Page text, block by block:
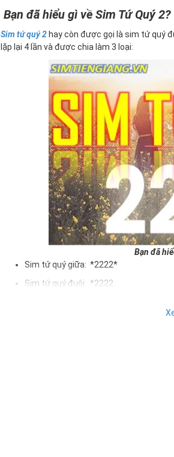
Bạn đã hiểu gì về Sim Tứ Quý 2?
Sim tứ quý 2 hay còn được gọi là sim tứ quý
lặp lại 4 lần và được chia làm 3 loại:
Bạn đã
Sim tứ quý giữa: *2222*
Sim tứ quý đuôi: *2222